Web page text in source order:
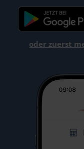
oder zuerst